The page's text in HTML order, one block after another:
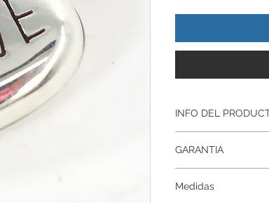
INFO DEL
ley.925
Todos nuestros
artesanalmente ,
GARANTIA
Respaldamos
Medidas